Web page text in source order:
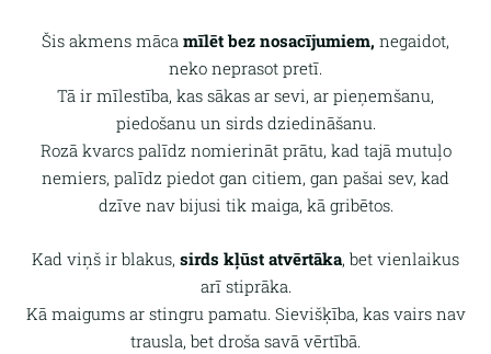
Šis akmens māca mīlēt bez nosacījumiem, negaidot,
neko neprasot pretī.
Tā ir mīlestība, kas sākas ar sevi, ar pieņemšanu,
piedošanu un sirds dziedināšanu.
Rozā kvarcs palīdz nomierināt prātu, kad tajā mutuļo
nemiers, palīdz piedot gan citiem, gan pašai sev, kad
dzīve nav bijusi tik maiga, kā gribētos.
Kad viņš ir blakus, sirds kļūst atvērtāka, bet vienlaikus
arī stiprāka.
Kā maigums ar stingru pamatu. Sievišķība, kas vairs nav
trausla, bet droša savā vērtībā.